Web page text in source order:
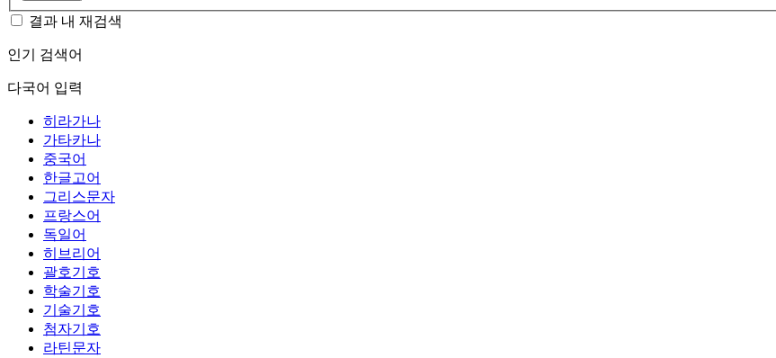
결과 내 재검색
인기 검색어
다국어 입력
히라가나
가타카나
중국어
한글고어
그리스문자
프랑스어
독일어
히브리어
괄호기호
학술기호
기술기호
첨자기호
라틴문자